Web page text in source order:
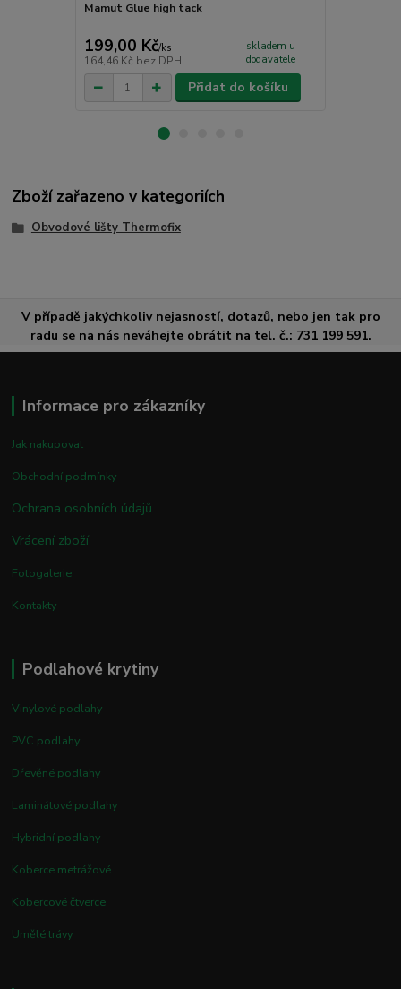
Mamut Glue high tack
199,00 Kč/ks
164,46 Kč bez DPH
skladem u
dodavatele
Přidat do košíku
Zboží zařazeno v kategoriích
Obvodové lišty Thermofix
V případě jakýchkoliv nejasností, dotazů, nebo jen tak pro
radu se na nás neváhejte obrátit na tel. č.: 731 199 591.
Informace pro zákazníky
Jak nakupovat
Obchodní podmínky
Ochrana osobních údajů
Vrácení zboží
Fotogalerie
Kontakty
Podlahové krytiny
Vinylové podlahy
PVC podlahy
Dřevěné podlahy
Laminátové podlahy
Hybridní podlahy
Koberce metrážové
Kobercové čtverce
Umělé trávy